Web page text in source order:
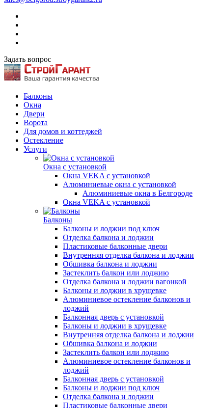
Задать вопрос
Балконы
Окна
Двери
Ворота
Для домов и коттеджей
Остекление
Услуги
Окна с установкой
Окна VEKA с установкой
Алюминиевые окна с установкой
Алюминиевые окна в Белгороде
Окна VEKA с установкой
Балконы
Балконы и лоджии под ключ
Отделка балкона и лоджии
Пластиковые балконные двери
Внутренняя отделка балкона и лоджии
Обшивка балкона и лоджии
Застеклить балкон или лоджию
Отделка балкона и лоджии вагонкой
Балконы и лоджии в хрущевке
Алюминиевое остекление балконов и
лоджий
Балконная дверь с установкой
Балконы и лоджии в хрущевке
Внутренняя отделка балкона и лоджии
Обшивка балкона и лоджии
Застеклить балкон или лоджию
Алюминиевое остекление балконов и
лоджий
Балконная дверь с установкой
Балконы и лоджии под ключ
Отделка балкона и лоджии
Пластиковые балконные двери